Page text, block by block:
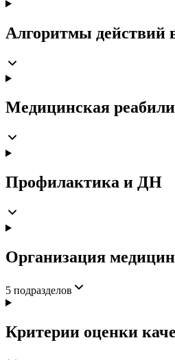
Алгоритмы действий
Медицинская
Профилактика и ДН
Организация
5 подразделов
Критерии оценки